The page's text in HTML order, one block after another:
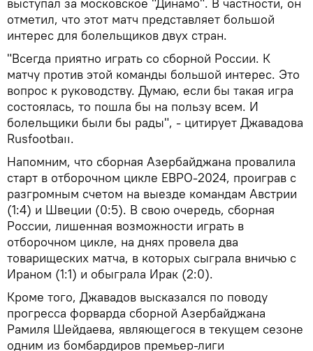
отметил, что этот матч представляет большой
интерес для болельщиков двух стран.
"Всегда приятно играть со сборной России. К
матчу против этой команды большой интерес. Это
вопрос к руководству. Думаю, если бы такая игра
состоялась, то пошла бы на пользу всем. И
болельщики были бы рады", - цитирует Джавадова
Rusfootbaıı.
Напомним, что сборная Азербайджана провалила
старт в отборочном цикле ЕВРО-2024, проиграв с
разгромным счетом на выезде командам Австрии
(1:4) и Швеции (0:5). В свою очередь, сборная
России, лишенная возможности играть в
отборочном цикле, на днях провела два
товарищеских матча, в которых сыграла вничью с
Ираном (1:1) и обыграла Ирак (2:0).
Кроме того, Джавадов высказался по поводу
прогресса форварда сборной Азербайджана
Рамиля Шейдаева, являющегося в текущем сезоне
одним из бомбардиров премьер-лиги